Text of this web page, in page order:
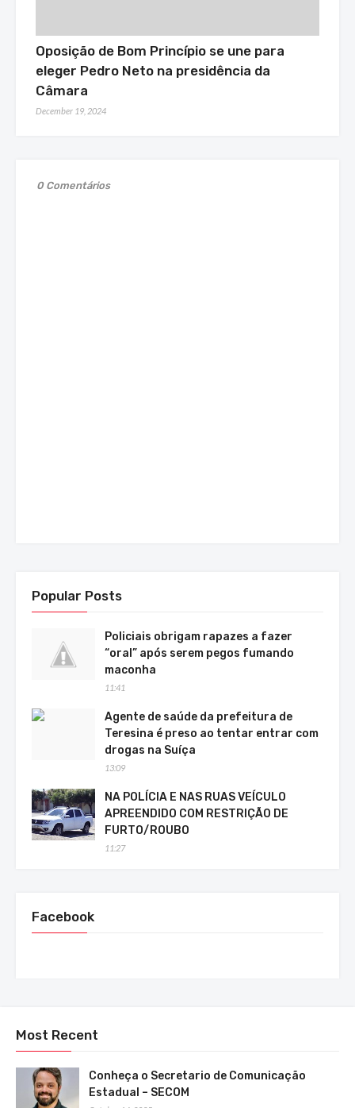
Oposição de Bom Princípio se une para
eleger Pedro Neto na presidência da
Câmara
December 19, 2024
0 Comentários
Popular Posts
Policiais obrigam rapazes a fazer
“oral” após serem pegos fumando
maconha
11:41
Agente de saúde da prefeitura de
Teresina é preso ao tentar entrar com
drogas na Suíça
13:09
NA POLÍCIA E NAS RUAS VEÍCULO
APREENDIDO COM RESTRIÇÃO DE
FURTO/ROUBO
11:27
Facebook
Most Recent
Conheça o Secretario de Comunicação
Estadual – SECOM